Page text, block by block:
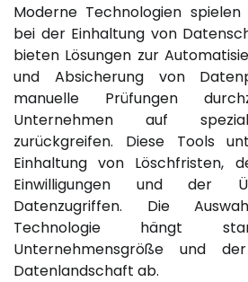
Moderne Technologien
bei der Einhaltung von
bieten Lösungen zur
und Absicherung von
manuelle Prüfungen
Unternehmen auf
zurückgreifen. Diese Tools
Einhaltung von Löschfristen,
Einwilligungen und der
Datenzugriffen. Die
Technologie hängt
Unternehmensgröße und
Datenlandschaft ab.